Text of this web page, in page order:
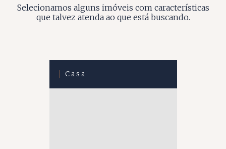
Selecionamos alguns imóveis com características
que talvez atenda ao que está buscando.
Casa